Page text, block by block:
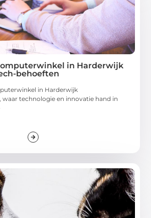
in Harderwijk
behoeften
in Harderwijk
waar technologie en innovatie hand in